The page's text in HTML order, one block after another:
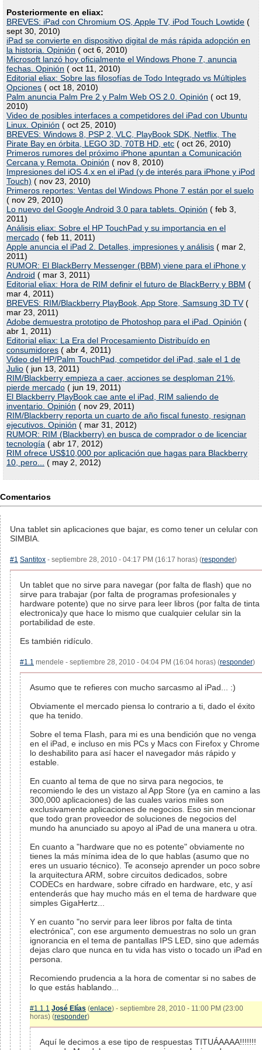
Posteriormente en eliax:
BREVES: iPad con Chromium OS, Apple TV, iPod Touch Lowtide (
sept 30, 2010)
iPad se convierte en dispositivo digital de más rápida adopción en
la historia. Opinión ( oct 6, 2010)
Microsoft lanzó hoy oficialmente el Windows Phone 7, anuncia
fechas. Opinión ( oct 11, 2010)
Editorial eliax: Sobre las filosofías de Todo Integrado vs Múltiples
Opciones ( oct 18, 2010)
Palm anuncia Palm Pre 2 y Palm Web OS 2.0. Opinión ( oct 19,
2010)
Video de posibles interfaces a competidores del iPad con Ubuntu
Linux. Opinión ( oct 25, 2010)
BREVES: Windows 8, PSP 2, VLC, PlayBook SDK, Netflix, The
Pirate Bay en órbita, LEGO 3D, 70TB HD, etc ( oct 26, 2010)
Primeros rumores del próximo iPhone apuntan a Comunicación
Cercana y Remota. Opinión ( nov 8, 2010)
Impresiones del iOS 4.x en el iPad (y de interés para iPhone y iPod
Touch) ( nov 23, 2010)
Primeros reportes: Ventas del Windows Phone 7 están por el suelo
( nov 29, 2010)
Lo nuevo del Google Android 3.0 para tablets. Opinión ( feb 3,
2011)
Análisis eliax: Sobre el HP TouchPad y su importancia en el
mercado ( feb 11, 2011)
Apple anuncia el iPad 2. Detalles, impresiones y análisis ( mar 2,
2011)
RUMOR: El BlackBerry Messenger (BBM) viene para el iPhone y
Android ( mar 3, 2011)
Editorial eliax: Hora de RIM definir el futuro de BlackBerry y BBM (
mar 4, 2011)
BREVES: RIM/Blackberry PlayBook, App Store, Samsung 3D TV(
mar 23, 2011)
Adobe demuestra prototipo de Photoshop para el iPad. Opinión (
abr 1, 2011)
Editorial eliax: La Era del Procesamiento Distribuído en
consumidores ( abr 4, 2011)
Video del HP/Palm TouchPad, competidor del iPad, sale el 1 de
Julio ( jun 13, 2011)
RIM/Blackberry empieza a caer, acciones se desploman 21%,
pierde mercado ( jun 19, 2011)
El Blackberry PlayBook cae ante el iPad, RIM saliendo de
inventario. Opinión ( nov 29, 2011)
RIM/Blackberry reporta un cuarto de año fiscal funesto, resignan
ejecutivos. Opinión ( mar 31, 2012)
RUMOR: RIM (Blackberry) en busca de comprador o de licenciar
tecnología ( abr 17, 2012)
RIM ofrece US$10,000 por aplicación que hagas para Blackberry
10, pero...
( may 2, 2012)
Comentarios
Una tablet sin aplicaciones que bajar, es como tener un celular con
SIMBIA.
#1 Santitox - septiembre 28, 2010 - 04:17 PM (16:17 horas) (responder)
Un tablet que no sirve para navegar (por falta de flash) que no
sirve para trabajar (por falta de programas profesionales y
hardware potente) que no sirve para leer libros (por falta de tinta
electronica)y que hace lo mismo que cualquier celular sin la
portabilidad de este.
Es también ridículo.
#1.1 mendele - septiembre 28, 2010 - 04:04 PM (16:04 horas) (responder)
Asumo que te refieres con mucho sarcasmo al iPad... :)
Obviamente el mercado piensa lo contrario a ti, dado el éxito
que ha tenido.
Sobre el tema Flash, para mi es una bendición que no venga
en el iPad, e incluso en mis PCs y Macs con Firefox y Chrome
lo deshabilito para así hacer el navegador más rápido y
estable.
En cuanto al tema de que no sirva para negocios, te
recomiendo le des un vistazo al App Store (ya en camino a las
300,000 aplicaciones) de las cuales varios miles son
exclusivamente aplicaciones de negocios. Eso sin mencionar
que todo gran proveedor de soluciones de negocios del
mundo ha anunciado su apoyo al iPad de una manera u otra.
En cuanto a "hardware que no es potente" obviamente no
tienes la más mínima idea de lo que hablas (asumo que no
eres un usuario técnico). Te aconsejo aprender un poco sobre
la arquitectura ARM, sobre circuitos dedicados, sobre
CODECs en hardware, sobre cifrado en hardware, etc, y así
entenderás que hay mucho más en el tema de hardware que
simples GigaHertz...
Y en cuanto "no servir para leer libros por falta de tinta
electrónica", con ese argumento demuestras no solo un gran
ignorancia en el tema de pantallas IPS LED, sino que además
dejas claro que nunca en tu vida has visto o tocado un iPad en
persona.
Recomiendo prudencia a la hora de comentar si no sabes de
lo que estás hablando...
#1.1.1 José Elías (enlace) - septiembre 28, 2010 - 11:00 PM (23:00
horas) (responder)
Aquí le decimos a ese tipo de respuestas TITUÁAAAA!!!!!!!